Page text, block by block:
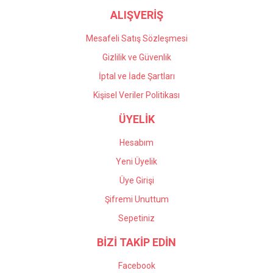
ALIŞVERİŞ
Mesafeli Satış Sözleşmesi
Gizlilik ve Güvenlik
İptal ve İade Şartları
Kişisel Veriler Politikası
ÜYELİK
Hesabım
Yeni Üyelik
Üye Girişi
Şifremi Unuttum
Sepetiniz
BİZİ TAKİP EDİN
Facebook